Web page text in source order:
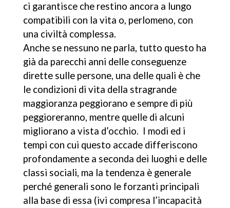
ci garantisce che restino ancora a lungo
compatibili con la vita o, perlomeno, con
una civiltà complessa.
Anche se nessuno ne parla, tutto questo ha
già da parecchi anni delle conseguenze
dirette sulle persone, una delle quali è che
le condizioni di vita della stragrande
maggioranza peggiorano e sempre di più
peggioreranno, mentre quelle di alcuni
migliorano a vista d’occhio. I modi ed i
tempi con cui questo accade differiscono
profondamente a seconda dei luoghi e delle
classi sociali, ma la tendenza è generale
perché generali sono le forzanti principali
alla base di essa (ivi compresa l’incapacità